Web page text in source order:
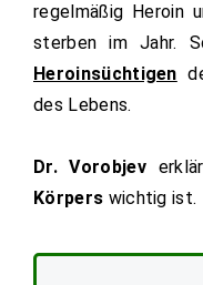
regelmäßig Heroin
sterben im Jahr.
Heroinsüchtigen
des Lebens.
Dr. Vorobjev
Körpers wichtig ist.